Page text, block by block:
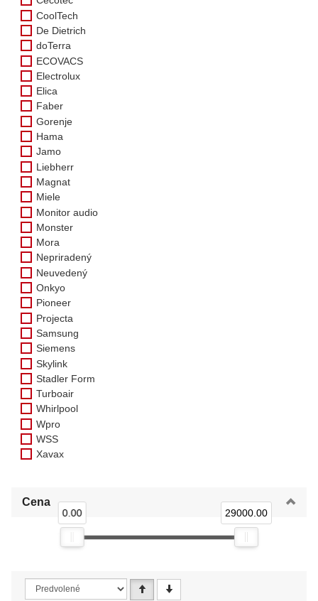
CoolTech
De Dietrich
doTerra
ECOVACS
Electrolux
Elica
Faber
Gorenje
Hama
Jamo
Liebherr
Magnat
Miele
Monitor audio
Monster
Mora
Nepriradený
Neuvedený
Onkyo
Pioneer
Projecta
Samsung
Siemens
Skylink
Stadler Form
Turboair
Whirlpool
Wpro
WSS
Xavax
Cena
0.00 29000.00